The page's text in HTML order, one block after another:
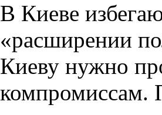
В Киеве
«расширении
Киеву нужно
компромиссам.